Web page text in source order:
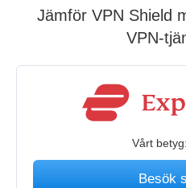
Jämför VPN Shield
VPN-
Vårt betyg:
Besök